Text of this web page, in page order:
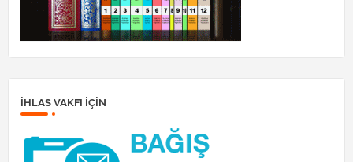
İHLAS VAKFI IÇIN